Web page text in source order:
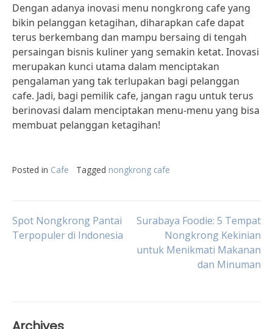
Dengan adanya inovasi menu nongkrong cafe yang
bikin pelanggan ketagihan, diharapkan cafe dapat
terus berkembang dan mampu bersaing di tengah
persaingan bisnis kuliner yang semakin ketat. Inovasi
merupakan kunci utama dalam menciptakan
pengalaman yang tak terlupakan bagi pelanggan
cafe. Jadi, bagi pemilik cafe, jangan ragu untuk terus
berinovasi dalam menciptakan menu-menu yang bisa
membuat pelanggan ketagihan!
Posted in Cafe Tagged nongkrong cafe
Post
Spot Nongkrong Pantai
Terpopuler di Indonesia
Surabaya Foodie: 5 Tempat
Nongkrong Kekinian
untuk Menikmati Makanan
dan Minuman